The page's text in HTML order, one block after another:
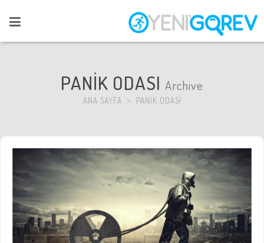
PANİK ODASI Archive
ANA SAYFA > PANİK ODASI